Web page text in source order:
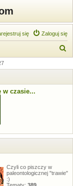
Zaloguj się
się
k
w czasie...
Czyli co piszczy w
paleontologicznej "trawie"
:)